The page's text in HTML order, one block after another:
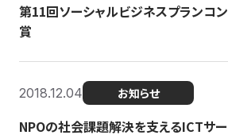
第11回ソーシャルビジネスプランコ
賞
2018.12.04 お知らせ
NPOの社会課題解決を支えるICTサ